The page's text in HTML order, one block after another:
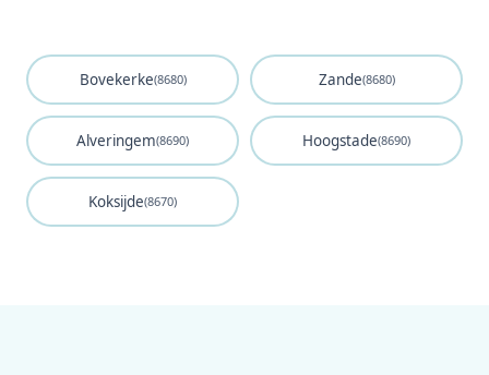
Bovekerke(8680) Zande(8680)
Alveringem(8690) Hoogstade(8690)
Koksijde(8670)